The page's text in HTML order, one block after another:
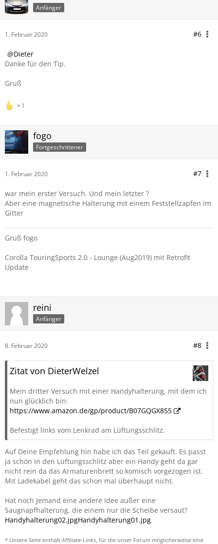
Anfänger
1. Februar 2020 #6
Dieter
Danke für den Tip.
Gruß
1
fogo
Fortgeschrittener
1. Februar 2020 #7
war mein erster Versuch. Und mein letzter ?
Aber eine magnetische Halterung mit einem Feststellzapfen im
Gitter
Gruß fogo
Corolla TouringSports 2.0 - Lounge (Aug2019) mit Retrofit
Update
reini
Anfänger
8. Februar 2020 #8
Zitat von DieterWelzel
Mein dritter Versuch mit einer Handyhalterung, mit dem ich
nun glücklich bin:
https://www.amazon.de/gp/product/B07GQGX855
Befestigt links vom Lenkrad am Lüftungsschlitz.
Auf Deine Empfehlung hin habe ich das Teil gekauft. Es passt
ja schön in den Lüftungsschlitz aber ein Handy geht da gar
nicht rein da das Armaturenbrett so komisch vorgezogen ist.
Mit Ladekabel geht das schon mal überhaupt nicht.
Hat noch Jemand eine andere Idee außer eine
Saugnapfhalterung, die einem nur die Scheibe versaut?
Handyhalterung02.jpgHandyhalterung01.jpg
* Unsere Seite enthält Affiliate-Links, für die unser Forum möglicherweise eine